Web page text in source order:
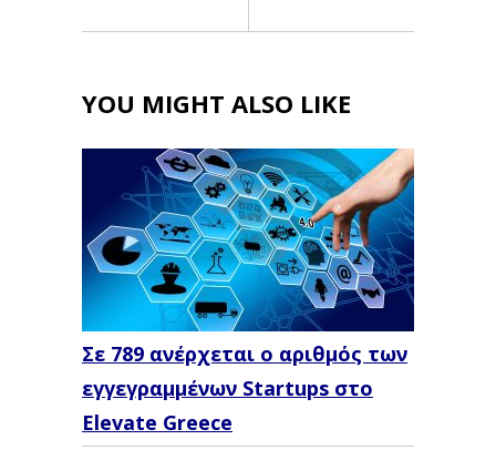
YOU MIGHT ALSO LIKE
Σε 789 ανέρχεται ο αριθμός των
εγγεγραμμένων Startups στο
Elevate Greece